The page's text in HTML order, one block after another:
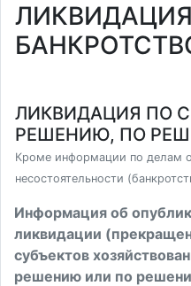
ЛИКВИДАЦИЯ ПО
РЕШЕНИЮ, ПО
Кроме информации по делам
несостоятельности
Информация об
ликвидации
субъектов
решению или по